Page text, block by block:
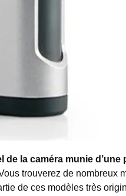
de la caméra munie d’une
trouverez de nombreux
de ces modèles très